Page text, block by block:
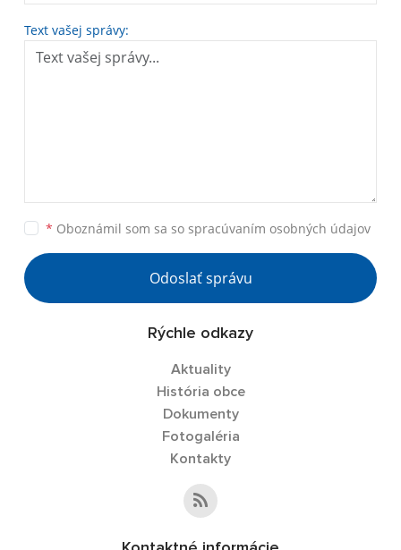
Text vašej správy:
* Oboznámil som sa so spracúvaním osobných údajov
Odoslať správu
Rýchle odkazy
Aktuality
História obce
Dokumenty
Fotogaléria
Kontakty